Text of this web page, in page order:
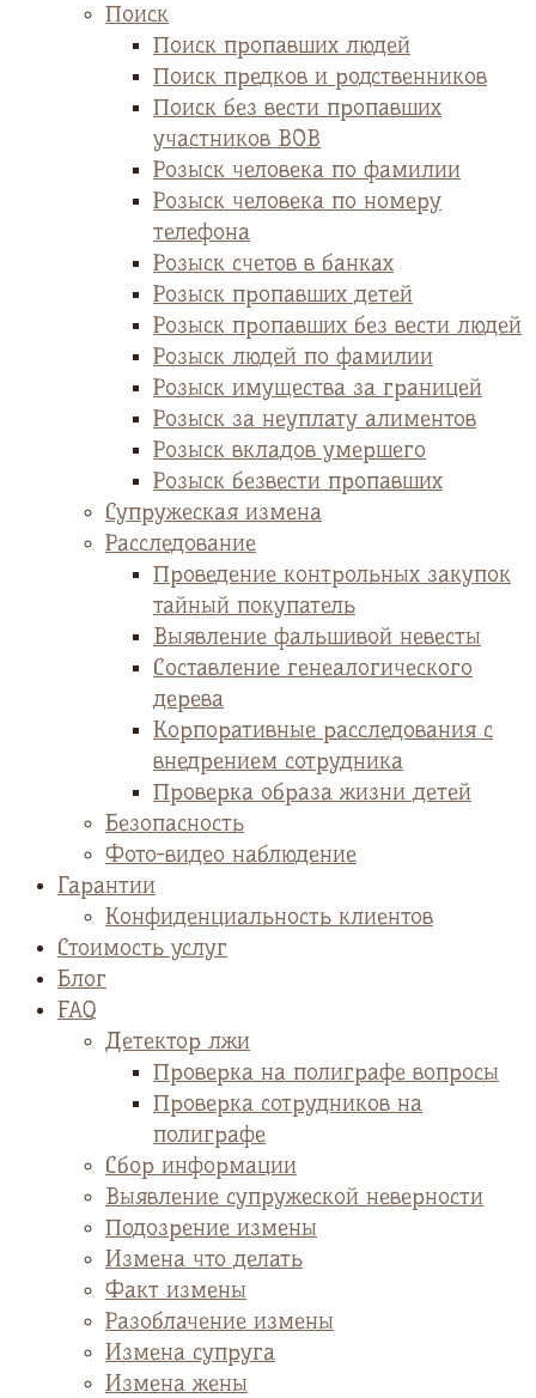
Поиск
Поиск пропавших людей
Поиск предков и родственников
Поиск без вести пропавших
участников ВОВ
Розыск человека по фамилии
Розыск человека по номеру
телефона
Розыск счетов в банках
Розыск пропавших детей
Розыск пропавших без вести людей
Розыск людей по фамилии
Розыск имущества за границей
Розыск за неуплату алиментов
Розыск вкладов умершего
Розыск безвести пропавших
Супружеская измена
Расследование
Проведение контрольных закупок
тайный покупатель
Выявление фальшивой невесты
Cоставление генеалогического
дерева
Корпоративные расследования с
внедрением сотрудника
Проверка образа жизни детей
Безопасность
Фото-видео наблюдение
Гарантии
Конфиденциальность клиентов
Стоимость услуг
Блог
FAQ
Детектор лжи
Проверка на полиграфе вопросы
Проверка сотрудников на
полиграфе
Сбор информации
Выявление супружеской неверности
Подозрение измены
Измена что делать
Факт измены
Разоблачение измены
Измена супруга
Измена жены